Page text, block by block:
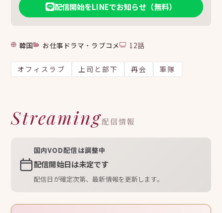
配信開始をLINEでお知らせ（無料）
韓国 お仕事ドラマ ・ ラブコメ 12話
オフィスラブ 上司と部下 再会 軍隊
Streaming配信情報
国内VOD配信は調整中
配信開始日は未定です
配信日が確定次第、最新情報を更新します。